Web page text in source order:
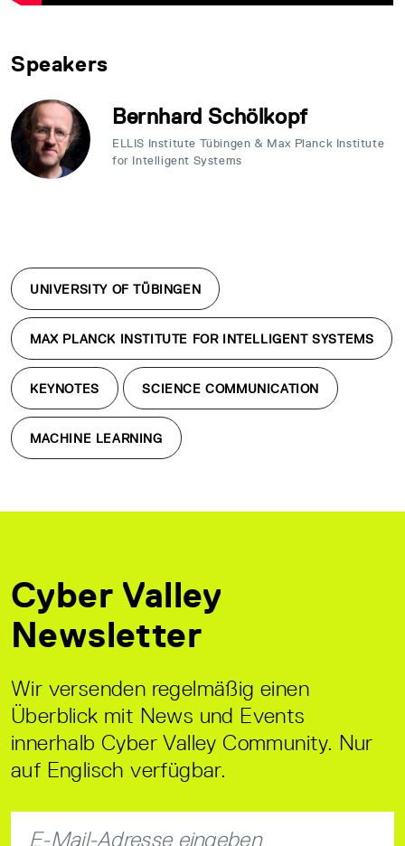
Speakers
Bernhard Schölkopf
ELLIS Institute Tübingen & Max Planck Institute
for Intelligent Systems
UNIVERSITY OF TÜBINGEN
MAX PLANCK INSTITUTE FOR INTELLIGENT SYSTEMS
KEYNOTES SCIENCE COMMUNICATION
MACHINE LEARNING
Cyber Valley
Newsletter
Wir versenden regelmäßig einen
Überblick mit News und Events
innerhalb Cyber Valley Community. Nur
auf Englisch verfügbar.